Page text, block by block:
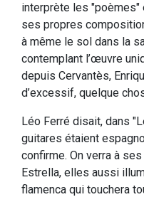
interprète les "poèmes"
ses propres
à même le sol dans la
contemplant l’œuvre
depuis Cervantès,
d’excessif, quelque
Léo Ferré disait, dans
guitares étaient
confirme. On verra à
Estrella, elles aussi
flamenca qui touchera